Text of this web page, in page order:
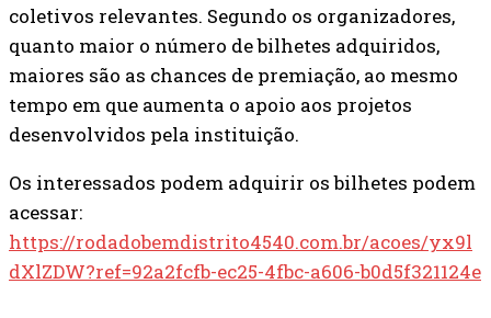
coletivos relevantes. Segundo os organizadores,
quanto maior o número de bilhetes adquiridos,
maiores são as chances de premiação, ao mesmo
tempo em que aumenta o apoio aos projetos
desenvolvidos pela instituição.
Os interessados podem adquirir os bilhetes podem
acessar:
https://rodadobemdistrito4540.com.br/acoes/yx9l
dXlZDW?ref=92a2fcfb-ec25-4fbc-a606-b0d5f321124e